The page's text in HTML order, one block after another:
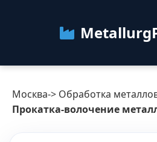
Москва
Категории
Москва-> Обработка
Прокатка-волочение